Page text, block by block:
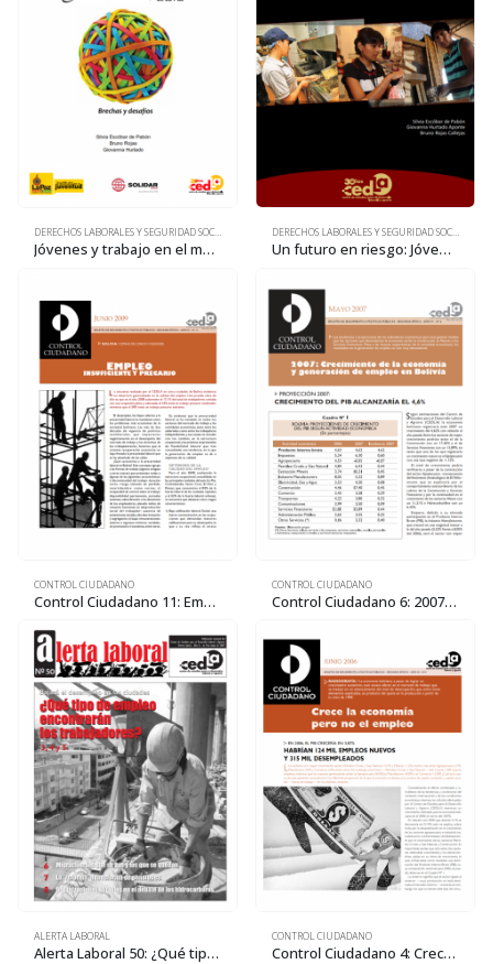
DERECHOS LABORALES Y SEGURIDAD SOCIAL
Jóvenes y trabajo en el municipio de La Paz: Brechas y desafíos
DERECHOS LABORALES Y SEGURIDAD SOCIAL
Un futuro en riesgo: Jóvenes y trabajo en el municipio de El Alto
CONTROL CIUDADANO
Control Ciudadano 11: Empleo insuficiente y precario
CONTROL CIUDADANO
Control Ciudadano 6: 2007: Crecimiento de la economía y generación de empleo en Bolivia
ALERTA LABORAL
Alerta Laboral 50: ¿Qué tipo de empleo encontrarán los trabajadores?
CONTROL CIUDADANO
Control Ciudadano 4: Crece la economía pero no el empleo